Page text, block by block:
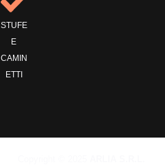
STUFE
E
CAMIN
ETTI